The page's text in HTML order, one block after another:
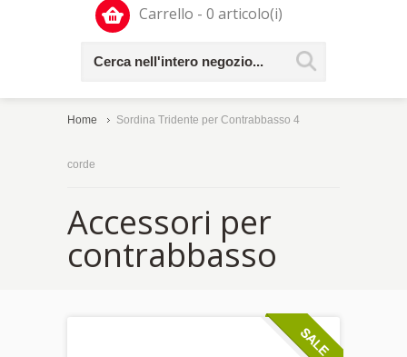
Carrello - 0 articolo(i)
Home Sordina Tridente per Contrabbasso 4
corde
Accessori per
contrabbasso